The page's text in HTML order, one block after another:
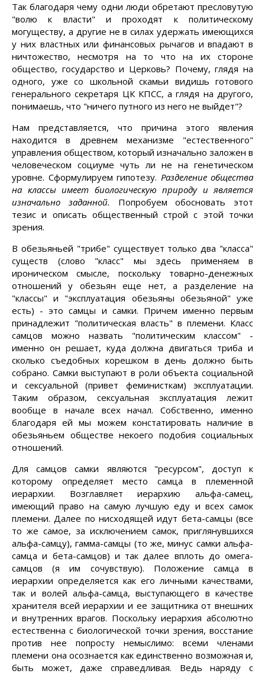
Так благодаря чему одни люди обретают пресловутую
"волю к власти" и проходят к политическому
могуществу, а другие не в силах удержать имеющихся
у них властных или финансовых рычагов и впадают в
ничтожество, несмотря на то что на их стороне
общество, государство и Церковь? Почему, глядя на
одного, уже со школьной скамьи видишь готового
генерального секретаря ЦК КПСС, а глядя на другого,
понимаешь, что "ничего путного из него не выйдет"?
Нам представляется, что причина этого явления
находится в древнем механизме "естественного"
управления обществом, который изначально заложен в
человеческом социуме чуть ли не на генетическом
уровне. Сформулируем гипотезу. Разделение общества
на классы имеет биологическую природу и является
изначально заданной. Попробуем обосновать этот
тезис и описать общественный строй с этой точки
зрения.
В обезьяньей "трибе" существует только два "класса"
существ (слово "класс" мы здесь применяем в
ироническом смысле, поскольку товарно-денежных
отношений у обезьян еще нет, а разделение на
"классы" и "эксплуатация обезьяны обезьяной" уже
есть) - это самцы и самки. Причем именно первым
принадлежит "политическая власть" в племени. Класс
самцов можно назвать "политическим классом" -
именно он решает, куда должна двигаться триба и
сколько съедобных корешком в день должно быть
собрано. Самки выступают в роли объекта социальной
и сексуальной (привет феминисткам) эксплуатации.
Таким образом, сексуальная эксплуатация лежит
вообще в начале всех начал. Собственно, именно
благодаря ей мы можем констатировать наличие в
обезьяньем обществе некоего подобия социальных
отношений.
Для самцов самки являются "ресурсом", доступ к
которому определяет место самца в племенной
иерархии. Возглавляет иерархию альфа-самец,
имеющий право на самую лучшую еду и всех самок
племени. Далее по нисходящей идут бета-самцы (все
то же самое, за исключением самок, приглянувшихся
альфа-самцу), гамма-самцы (то же, минус самки альфа-
самца и бета-самцов) и так далее вплоть до омега-
самцов (я им сочувствую). Положение самца в
иерархии определяется как его личными качествами,
так и волей альфа-самца, выступающего в качестве
хранителя всей иерархии и ее защитника от внешних
и внутренних врагов. Поскольку иерархия абсолютно
естественна с биологической точки зрения, восстание
против нее попросту немыслимо: всеми членами
племени она осознается как единственно возможная и,
быть может, даже справедливая. Ведь наряду с